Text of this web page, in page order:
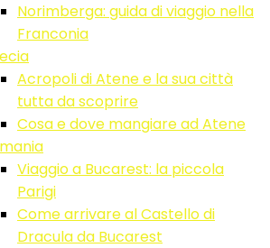
Norimberga: guida di viaggio nella
Franconia
Acropoli di Atene e la sua città
tutta da scoprire
Cosa e dove mangiare ad Atene
Viaggio a Bucarest: la piccola
Parigi
Come arrivare al Castello di
Dracula da Bucarest